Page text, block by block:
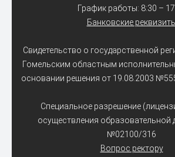
График работы: 8:30 –
Банковские
Свидетельство о государственной
Гомельским областным
основании решения от 19.08.2003
Специальное разрешение
осуществления образовательной
№02100/316
Вопрос ректору